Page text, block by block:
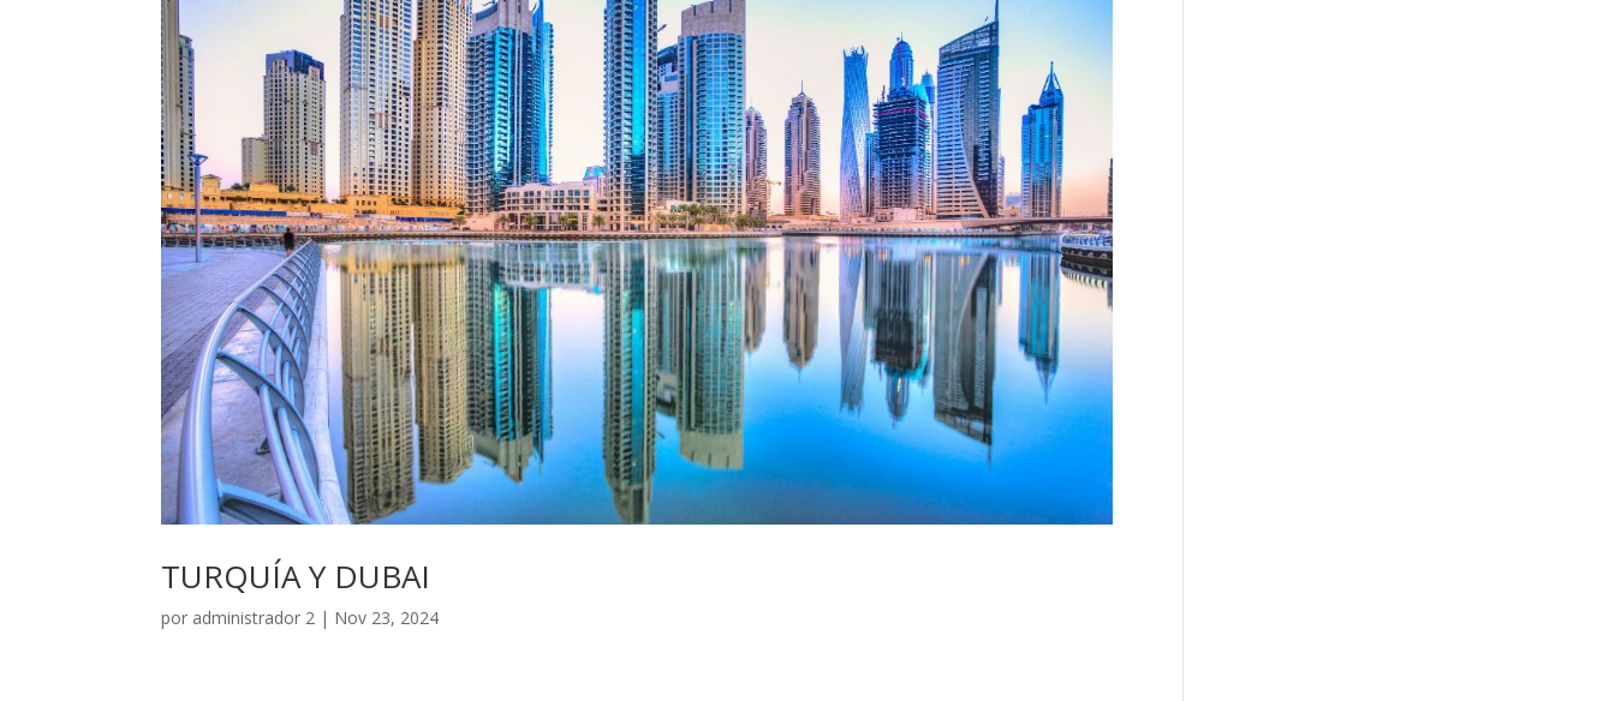
TURQUÍA Y DUBAI
por administrador 2 | Nov 23, 2024